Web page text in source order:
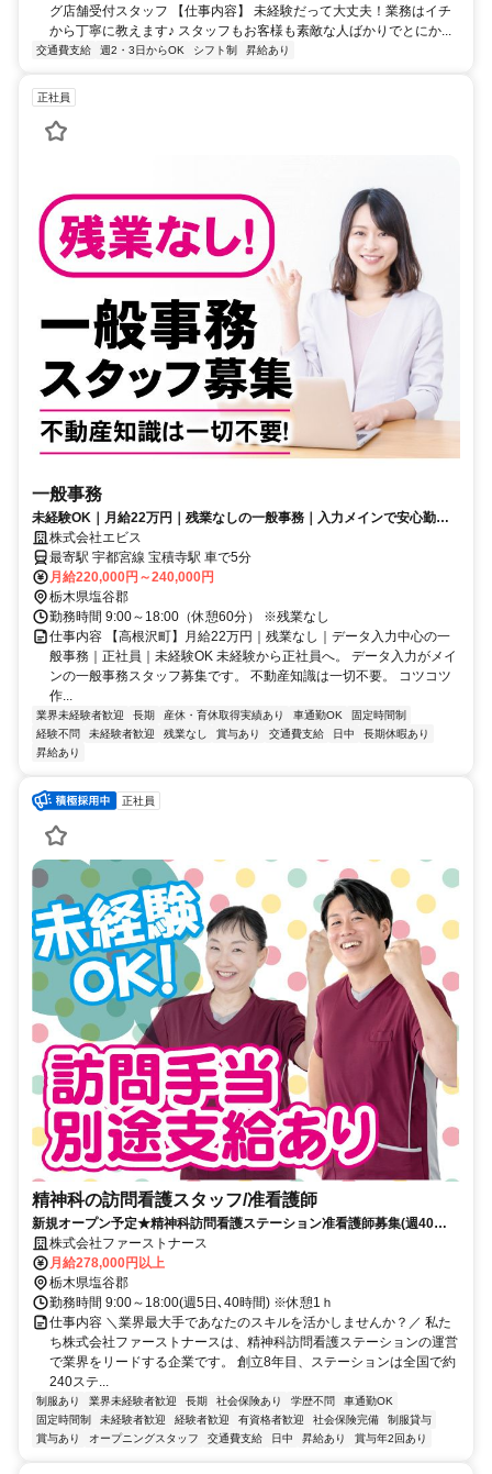
グ店舗受付スタッフ 【仕事内容】 未経験だって大丈夫！業務はイチ
から丁寧に教えます♪ スタッフもお客様も素敵な人ばかりでとにか...
交通費支給 週2・3日からOK シフト制 昇給あり
正社員
一般事務
未経験OK｜月給22万円｜残業なしの一般事務｜入力メインで安心勤務
｜高根沢町の正社員求人
株式会社エビス
最寄駅 宇都宮線 宝積寺駅 車で5分
月給220,000円～240,000円
栃木県塩谷郡
勤務時間 9:00～18:00（休憩60分） ※残業なし
仕事内容 【高根沢町】月給22万円｜残業なし｜データ入力中心の一
般事務｜正社員｜未経験OK 未経験から正社員へ。 データ入力がメイ
ンの一般事務スタッフ募集です。 不動産知識は一切不要。 コツコツ
作...
業界未経験者歓迎 長期 産休・育休取得実績あり 車通勤OK
固定時間制
経験不問
未経験者歓迎 残業なし 賞与あり 交通費支給 日中
長期休暇あり
昇給あり
正社員
精神科の訪問看護スタッフ/准看護師
新規オープン予定★精神科訪問看護ステーション准看護師募集(週40
ｈ)！オンコール対応なし
株式会社ファーストナース
月給278,000円以上
栃木県塩谷郡
勤務時間 9:00～18:00(週5日､40時間) ※休憩1ｈ
仕事内容 ＼業界最大手であなたのスキルを活かしませんか？／ 私た
ち株式会社ファーストナースは、精神科訪問看護ステーションの運営
で業界をリードする企業です。 創立8年目、ステーションは全国で約
240ステ...
制服あり 業界未経験者歓迎 長期 社会保険あり 学歴不問
車通勤OK
固定時間制
未経験者歓迎 経験者歓迎 有資格者歓迎 社会保険完備
制服貸与
賞与あり
オープニングスタッフ 交通費支給 日中 昇給あり 賞与年2回あり